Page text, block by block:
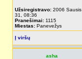
Užsiregistravo: 2006 Sausis
31, 08:36
Pranešimai: 1115
Miestas: Panevežys
Į viršų
asha